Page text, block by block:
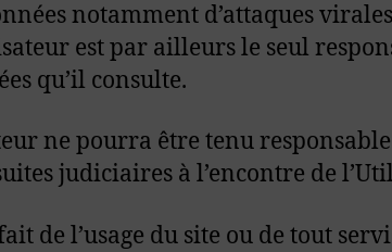
notamment d’attaques
est par ailleurs le seul
qu’il consulte.
ne pourra être tenu responsable
judiciaires à l’encontre de
de l’usage du site ou de tout